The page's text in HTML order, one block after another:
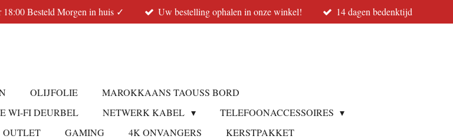
18:00 Besteld Morgen in huis ✓ Uw bestelling ophalen in onze winkel! 14 dagen bedenktijd
OLIJFOLIE
MAROKKAANS TAOUSS BORD
WI-FI DEURBEL NETWERK KABEL
TELEFOONACCESSOIRES
OUTLET GAMING 4K ONVANGERS
KERSTPAKKET